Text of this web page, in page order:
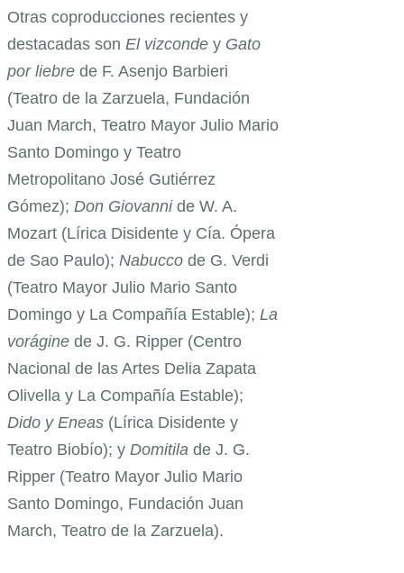
Otras coproducciones recientes y
destacadas son El vizconde y Gato
por liebre de F. Asenjo Barbieri
(Teatro de la Zarzuela, Fundación
Juan March, Teatro Mayor Julio Mario
Santo Domingo y Teatro
Metropolitano José Gutiérrez
Gómez); Don Giovanni de W. A.
Mozart (Lírica Disidente y Cía. Ópera
de Sao Paulo); Nabucco de G. Verdi
(Teatro Mayor Julio Mario Santo
Domingo y La Compañía Estable); La
vorágine de J. G. Ripper (Centro
Nacional de las Artes Delia Zapata
Olivella y La Compañía Estable);
Dido y Eneas (Lírica Disidente y
Teatro Biobío); y Domitila de J. G.
Ripper (Teatro Mayor Julio Mario
Santo Domingo, Fundación Juan
March, Teatro de la Zarzuela).